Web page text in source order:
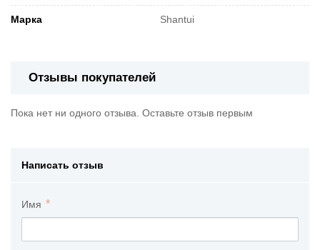
Марка Shantui
Отзывы покупателей
Пока нет ни одного отзыва. Оставьте отзыв первым
Написать отзыв
Имя